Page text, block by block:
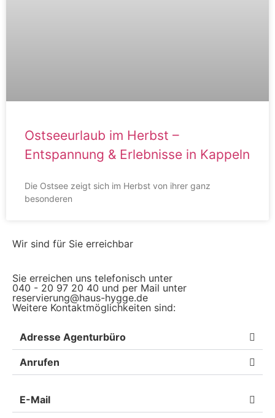
Ostseeurlaub im Herbst –
Entspannung & Erlebnisse in Kappeln
Die Ostsee zeigt sich im Herbst von ihrer ganz
besonderen
Wir sind für Sie erreichbar
Sie erreichen uns telefonisch unter
040 - 20 97 20 40 und per Mail unter
reservierung@haus-hygge.de
Weitere Kontaktmöglichkeiten sind:
Adresse Agenturbüro
Anrufen
E-Mail